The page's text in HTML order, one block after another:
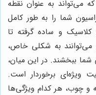
به عنوان نقطه
شما را به طور کامل
و ساده گرفته تا
می‌توانند به شکلی خاص،
ببخشند. در این میان،
ویژه‌ای برخوردار است.
چوب، هر کدام ویژگی‌ها